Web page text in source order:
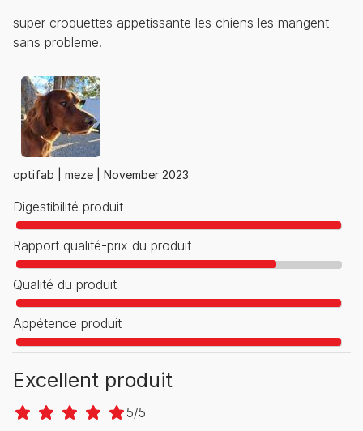
super croquettes appetissante les chiens les mangent
sans probleme.
optifab | meze | November 2023
Digestibilité produit
Rapport qualité-prix du produit
Qualité du produit
Appétence produit
Excellent produit
5/5